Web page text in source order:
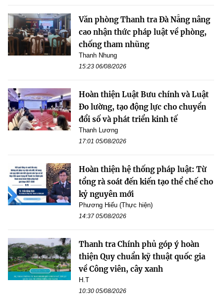
Văn phòng Thanh tra Đà Nẵng nâng
cao nhận thức pháp luật về phòng,
chống tham nhũng
Thanh Nhung
15:23 06/08/2026
Hoàn thiện Luật Bưu chính và Luật
Đo lường, tạo động lực cho chuyển
đổi số và phát triển kinh tế
Thanh Lương
17:01 05/08/2026
Hoàn thiện hệ thống pháp luật: Từ
tổng rà soát đến kiến tạo thể chế cho
kỷ nguyên mới
Phương Hiếu (Thực hiện)
14:37 05/08/2026
Thanh tra Chính phủ góp ý hoàn
thiện Quy chuẩn kỹ thuật quốc gia
về Công viên, cây xanh
H.T
10:30 05/08/2026